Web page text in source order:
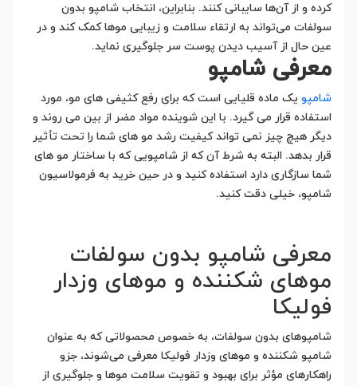
کرده و از آن‌ها سایبانی کنند. بنابراین، انتخاب شامپو بدون
سولفات می‌تواند به ارتقاء سلامت و زیبایی موها کمک کند و در
عین حال از آسیب دیدن پوست سر جلوگیری نماید.
معرفی شامپو
شامپو یک ماده قلیایی است که برای رفع کثیفی های مو، مورد
استفاده قرار می گیرد. با این شوینده مواد مضر از بین می روند و
دیگر هیچ چیز نمی تواند کیفیت رشد مو های شما را تحت تأثیر
قرار بدهد. البته به شرط آن که از شامپویی که با ساختار مو های
شما سازگاری دارد استفاده کنید و در حین خرید به فرمولاسیون
شامپو، خیلی دقت کنید.
معرفی شامپو بدون سولفات
موهای شکننده و موهای وزدار
فولیکا
شامپوهای بدون سولفات، به خصوص محصولاتی که به عنوان
شامپو شکننده و موهای وزدار فولیکا معرفی می‌شوند، جزو
راهکارهای مؤثر برای بهبود و تقویت سلامت موها و جلوگیری از